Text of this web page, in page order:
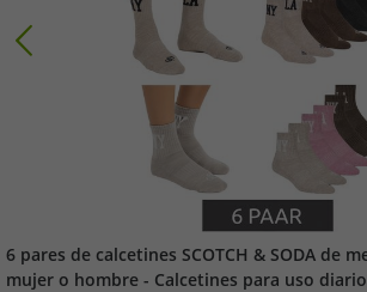
6 pares de calcetines SCOTCH & SODA de
mujer o hombre - Calcetines para uso